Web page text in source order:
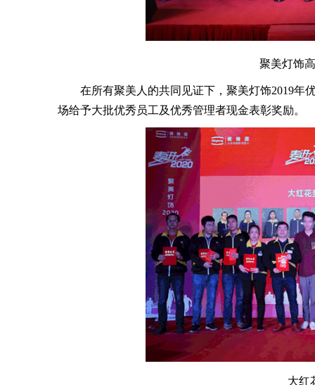
聚美灯饰高
在所有聚美人的共同见证下，聚美灯饰2019年
场给予大批优秀员工及优秀管理者现金表彰奖励。
大红花